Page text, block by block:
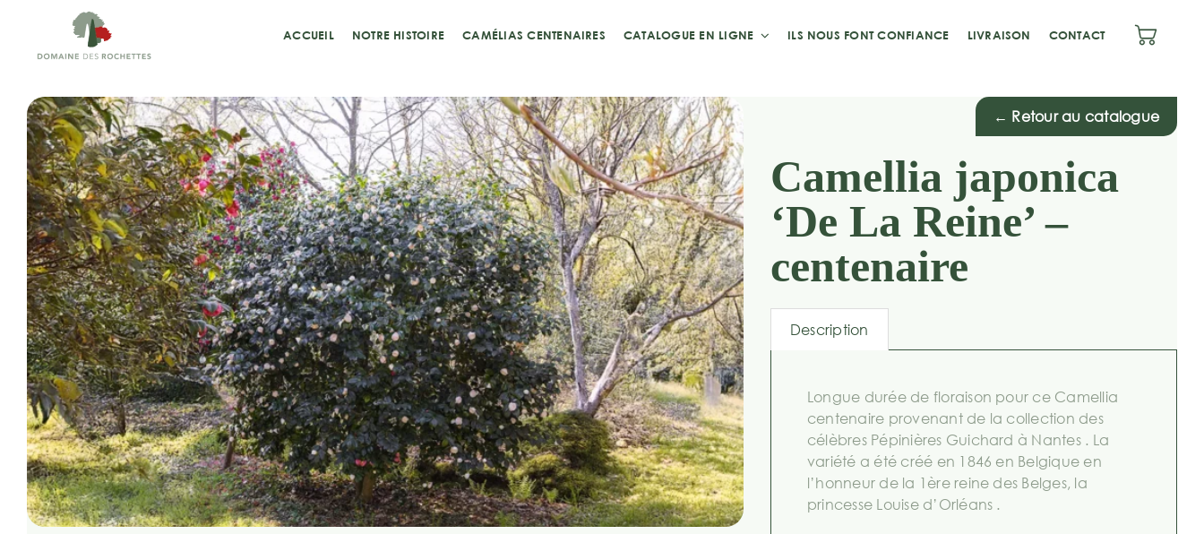
contenu
ACCUEIL NOTRE HISTOIRE CAMÉLIAS CENTENAIRES CATALOGUE EN LIGNE ILS NOUS FONT CONFIANCE LIVRAISON CONTACT
← Retour au catalogue
Camellia japonica
‘De La Reine’ –
centenaire
Description
Longue durée de floraison pour ce Camellia
centenaire provenant de la collection des
célèbres Pépinières Guichard à Nantes . La
variété a été créé en 1846 en Belgique en
l’honneur de la 1ère reine des Belges, la
princesse Louise d’Orléans .